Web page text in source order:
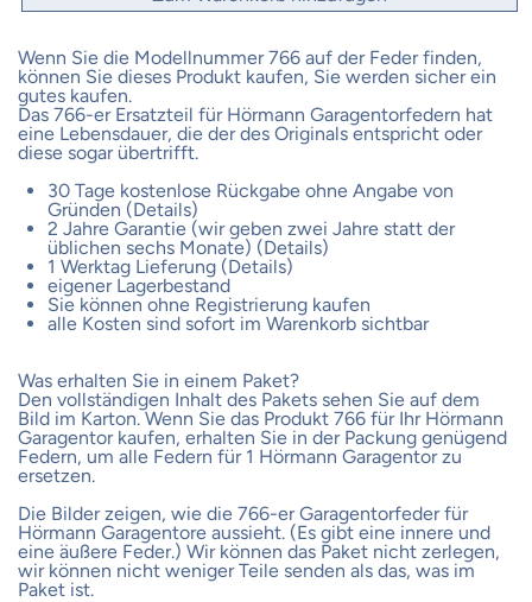
Wenn Sie die Modellnummer 766 auf der Feder finden,
können Sie dieses Produkt kaufen, Sie werden sicher ein
gutes kaufen.
Das 766-er Ersatzteil für Hörmann Garagentorfedern hat
eine Lebensdauer, die der des Originals entspricht oder
diese sogar übertrifft.
30 Tage kostenlose Rückgabe ohne Angabe von
Gründen (Details)
2 Jahre Garantie (wir geben zwei Jahre statt der
üblichen sechs Monate) (Details)
1 Werktag Lieferung (Details)
eigener Lagerbestand
Sie können ohne Registrierung kaufen
alle Kosten sind sofort im Warenkorb sichtbar
Was erhalten Sie in einem Paket?
Den vollständigen Inhalt des Pakets sehen Sie auf dem
Bild im Karton. Wenn Sie das Produkt 766 für Ihr Hörmann
Garagentor kaufen, erhalten Sie in der Packung genügend
Federn, um alle Federn für 1 Hörmann Garagentor zu
ersetzen.
Die Bilder zeigen, wie die 766-er Garagentorfeder für
Hörmann Garagentore aussieht. (Es gibt eine innere und
eine äußere Feder.) Wir können das Paket nicht zerlegen,
wir können nicht weniger Teile senden als das, was im
Paket ist.